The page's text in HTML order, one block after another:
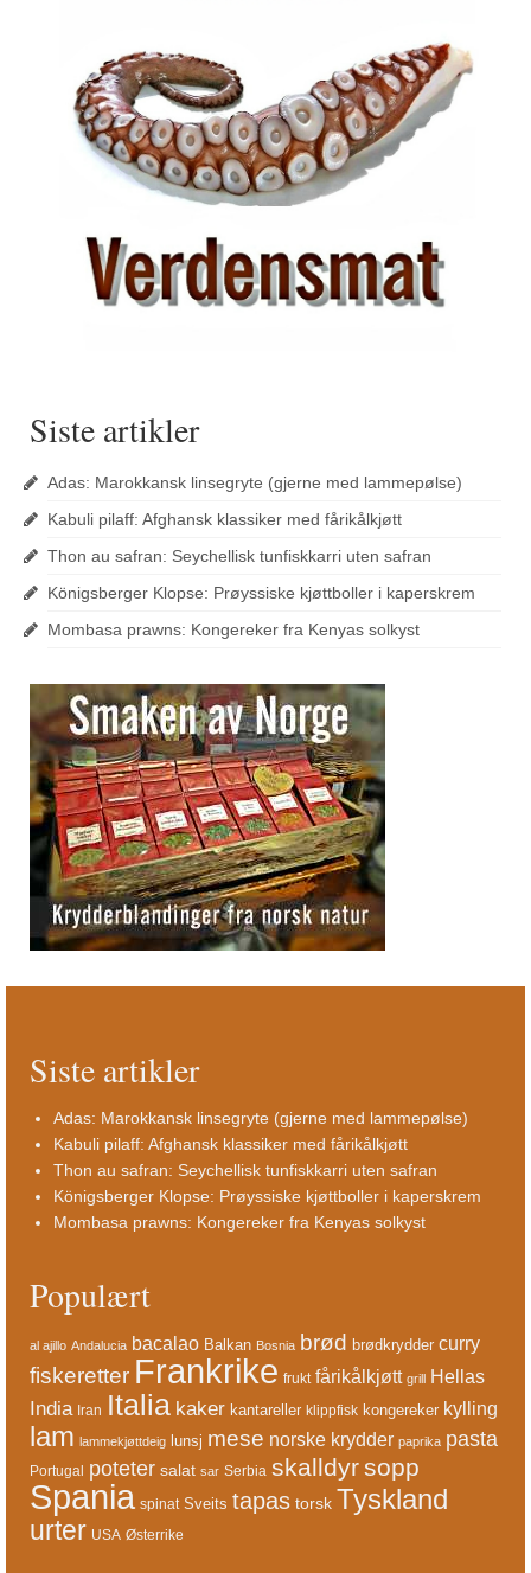
Siste artikler
Adas: Marokkansk linsegryte (gjerne med lammepølse)
Kabuli pilaff: Afghansk klassiker med fårikålkjøtt
Thon au safran: Seychellisk tunfiskkarri uten safran
Königsberger Klopse: Prøyssiske kjøttboller i kaperskrem
Mombasa prawns: Kongereker fra Kenyas solkyst
Siste artikler
Adas: Marokkansk linsegryte (gjerne med lammepølse)
Kabuli pilaff: Afghansk klassiker med fårikålkjøtt
Thon au safran: Seychellisk tunfiskkarri uten safran
Königsberger Klopse: Prøyssiske kjøttboller i kaperskrem
Mombasa prawns: Kongereker fra Kenyas solkyst
Populært
al ajillo Andalucia bacalao Balkan Bosnia brød brødkrydder curry
fiskeretter Frankrike frukt fårikålkjøtt grill Hellas
India Iran Italia kaker kantareller klippfisk kongereker kylling
lam lammekjøttdeig lunsj mese norske krydder paprika pasta
Portugal poteter salat sar Serbia skalldyrsopp
Spania spinat Sveits tapas torsk Tyskland
urter USA Østerrike